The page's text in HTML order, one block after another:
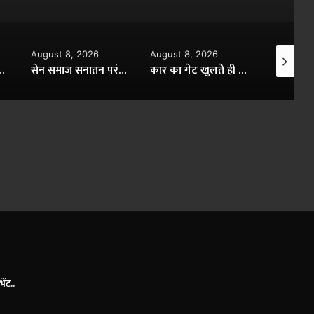
सेन समाज सनातन परंपराओं और सामाजिक समरसता का मजबूत आधार : CM विष्णु देव साय..
August 8, 2026
कार का गेट खुलते ही सड़क पर गिरा बाइक सवार, पिकअप ने रौंदा..
August 8, 2026